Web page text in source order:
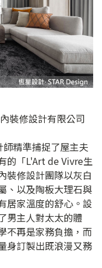
裝修設計有限公司
精準捕捉了屋主夫
的「L'Art de Vivre生
裝修設計團隊以灰白
、以及陶板大理石與
居家溫度的舒心。設
男主人對太太的體
不再是家務負擔，而
身訂製出既浪漫又務